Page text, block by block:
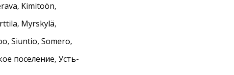
Kimitoön,
Myrskylä,
Siuntio, Somero,
поселение, Усть-